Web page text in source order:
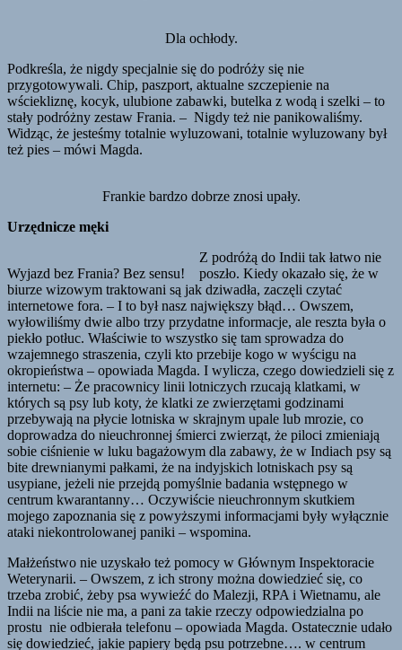
Dla ochłody.
Podkreśla, że nigdy specjalnie się do podróży się nie
przygotowywali. Chip, paszport, aktualne szczepienie na
wściekliznę, kocyk, ulubione zabawki, butelka z wodą i szelki – to
stały podróżny zestaw Frania. – Nigdy też nie panikowaliśmy.
Widząc, że jesteśmy totalnie wyluzowani, totalnie wyluzowany był
też pies – mówi Magda.
Frankie bardzo dobrze znosi upały.
Urzędnicze męki
Wyjazd bez Frania? Bez sensu!
Z podróżą do Indii tak łatwo nie
poszło. Kiedy okazało się, że w
biurze wizowym traktowani są jak dziwadła, zaczęli czytać
internetowe fora. – I to był nasz największy błąd… Owszem,
wyłowiliśmy dwie albo trzy przydatne informacje, ale reszta była o
piekło potłuc. Właściwie to wszystko się tam sprowadza do
wzajemnego straszenia, czyli kto przebije kogo w wyścigu na
okropieństwa – opowiada Magda. I wylicza, czego dowiedzieli się z
internetu: – Że pracownicy linii lotniczych rzucają klatkami, w
których są psy lub koty, że klatki ze zwierzętami godzinami
przebywają na płycie lotniska w skrajnym upale lub mrozie, co
doprowadza do nieuchronnej śmierci zwierząt, że piloci zmieniają
sobie ciśnienie w luku bagażowym dla zabawy, że w Indiach psy są
bite drewnianymi pałkami, że na indyjskich lotniskach psy są
usypiane, jeżeli nie przejdą pomyślnie badania wstępnego w
centrum kwarantanny… Oczywiście nieuchronnym skutkiem
mojego zapoznania się z powyższymi informacjami były wyłącznie
ataki niekontrolowanej paniki – wspomina.
Małżeństwo nie uzyskało też pomocy w Głównym Inspektoracie
Weterynarii. – Owszem, z ich strony można dowiedzieć się, co
trzeba zrobić, żeby psa wywieźć do Malezji, RPA i Wietnamu, ale
Indii na liście nie ma, a pani za takie rzeczy odpowiedzialna po
prostu nie odbierała telefonu – opowiada Magda. Ostatecznie udało
się dowiedzieć, jakie papiery będą psu potrzebne…. w centrum